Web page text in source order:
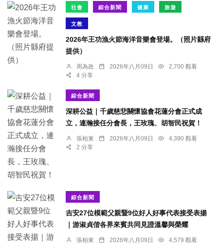
社會 綜合新聞 健康 旅遊
文教
2026年王功漁火節海洋音樂會登場。（照片縣府
提供）
周為政 2026年八月09日
2,700 觀看
4 分享
綜合新聞
深耕公益｜千歲慈悲關懷協會花蓮分會正式成
立，連瀚接任分會長，王玫瑰、胡智民祝賀！
張柏東 2026年八月09日
4,390 觀看
2 分享
綜合新聞
吉安27位模範父親暨9位好人好事代表接受表揚
｜游淑貞偕各界來賓共同見證溫馨與榮耀
張柏東 2026年八月09日
4,579 觀看